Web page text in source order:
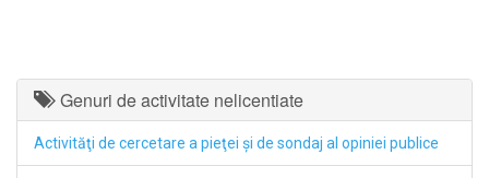
Genuri de activitate nelicentiate
Activităţi de cercetare a pieţei şi de sondaj al opiniei publice